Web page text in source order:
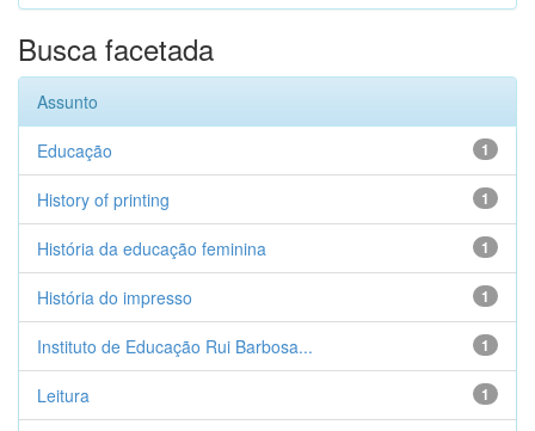
Busca facetada
Assunto
1
Educação
1
History of printing
1
História da educação feminina
1
História do impresso
1
Instituto de Educação Rui Barbosa...
1
Leitura